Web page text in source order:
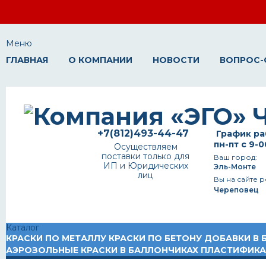
Меню
ГЛАВНАЯ
О КОМПАНИИ НОВОСТИ ВОПРОС-
График
пн-пт с 9-
Ваш город:
Эль-Монте
Вы на сайте
Череповец
+7(812)493-44-47
Осуществляем
поставки только для
ИП и Юридических
лиц
Каталог
КРАСКИ ПО МЕТАЛЛУ КРАСКИ ПО БЕТОНУ ДОБАВКИ В
АЭРОЗОЛЬНЫЕ КРАСКИ В БАЛЛОНЧИКАХ